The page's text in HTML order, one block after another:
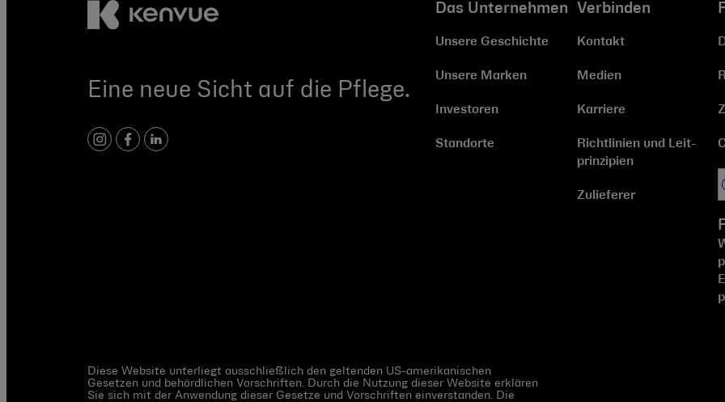
Eine neue Sicht auf die Pflege.
Instagram
Facebook
LinkedIn
Das Unternehmen
Unsere Geschichte
Unsere Marken
Investoren
Standorte
Verbinden
Kontakt
Medien
Karriere
Richtlinien und Leit­
prinzipien
Zulieferer
Diese Website unterliegt ausschließlich den geltenden US-amerikanischen
Gesetzen und behördlichen Vorschriften. Durch die Nutzung dieser Website erklären
Sie sich mit der Anwendung dieser Gesetze und Vorschriften einverstanden. Die